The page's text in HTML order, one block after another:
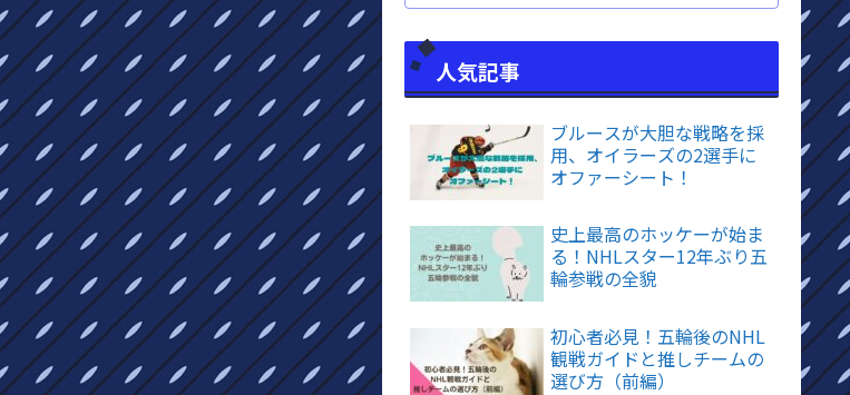
人気記事
ブルースが大胆な戦略を採
用、オイラーズの2選手に
オファーシート！
史上最高のホッケーが始ま
る！NHLスター12年ぶり五
輪参戦の全貌
初心者必見！五輪後のNHL
観戦ガイドと推しチームの
選び方（前編）